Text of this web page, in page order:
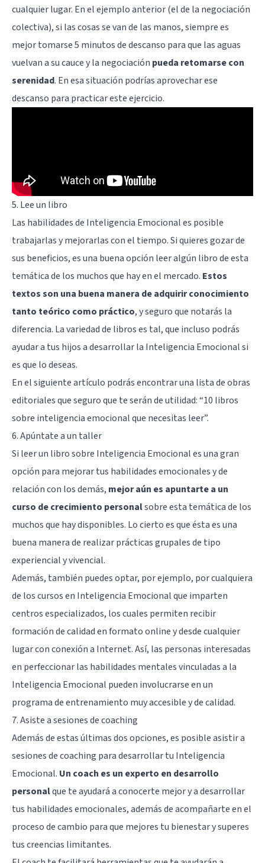
cualquier lugar. En el ejemplo anterior (el de la negociación
colectiva), si las cosas se van de las manos, siempre es
mejor tomarse 5 minutos de descanso para que las aguas
vuelvan a su cauce y la negociación pueda retomarse con
serenidad. En esa situación podrías aprovechar ese
descanso para practicar este ejercicio.
5. Lee un libro
Las habilidades de Inteligencia Emocional es posible
trabajarlas y mejorarlas con el tiempo. Si quieres gozar de
sus beneficios, es una buena opción leer algún libro de esta
temática de los muchos que hay en el mercado. Estos
textos son una buena manera de adquirir conocimiento
tanto teórico como práctico, y seguro que notarás la
diferencia. La variedad de libros es tal, que incluso podrás
ayudar a tus hijos a desarrollar la Inteligencia Emocional si
es que lo deseas.
En el siguiente artículo podrás encontrar una lista de obras
editoriales que seguro que te serán de utilidad: “10 libros
sobre inteligencia emocional que necesitas leer”.
6. Apúntate a un taller
Si leer un libro sobre Inteligencia Emocional es una gran
opción para mejorar tus habilidades emocionales y de
relación con los demás, mejor aún es apuntarte a un
curso de crecimiento personalsobre esta temática de los
muchos que hay disponibles. Lo cierto es que ésta es una
buena manera de realizar prácticas grupales de tipo
experiencial y vivencial.
Además, también puedes optar, por ejemplo, por cualquiera
de los cursos en Inteligencia Emocional que imparten
centros especializados, los cuales permiten recibir
formación de calidad en formato online y desde cualquier
lugar con conexión a Internet. Así, las personas interesadas
en perfeccionar las habilidades mentales vinculadas a la
Inteligencia Emocional pueden involucrarse en un
programa de entrenamiento muy accesible y de calidad.
7. Asiste a sesiones de coaching
Además de estas últimas dos opciones, es posible asistir a
sesiones de coaching para desarrollar tu Inteligencia
Emocional. Un coach es un experto en desarrollo
personalque te ayudará a conocerte mejor y a desarrollar
tus habilidades emocionales, además de acompañarte en el
proceso de cambio para que mejores tu bienestar y superes
tus creencias limitantes.